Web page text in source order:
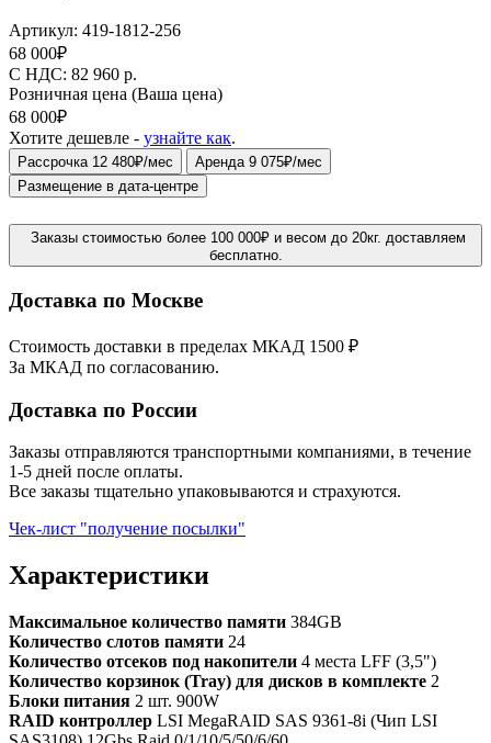
Артикул: 419-1812-256
68 000₽
C НДС: 82 960 р.
Розничная цена (Ваша цена)
68 000₽
Хотите дешевле - узнайте как.
Рассрочка 12 480₽/мес
Аренда 9 075₽/мес
Размещение в дата-центре
Заказы стоимостью более 100 000₽ и весом до 20кг. доставляем
бесплатно.
Доставка по Москве
Стоимость доставки в пределах МКАД 1500 ₽
За МКАД по согласованию.
Доставка по России
Заказы отправляются транспортными компаниями, в течение
1-5 дней после оплаты.
Все заказы тщательно упаковываются и страхуются.
Чек-лист "получение посылки"
Характеристики
Максимальное количество памяти 384GB
Количество слотов памяти 24
Количество отсеков под накопители 4 места LFF (3,5")
Количество корзинок (Tray) для дисков в комплекте 2
Блоки питания 2 шт. 900W
RAID контроллер LSI MegaRAID SAS 9361-8i (Чип LSI